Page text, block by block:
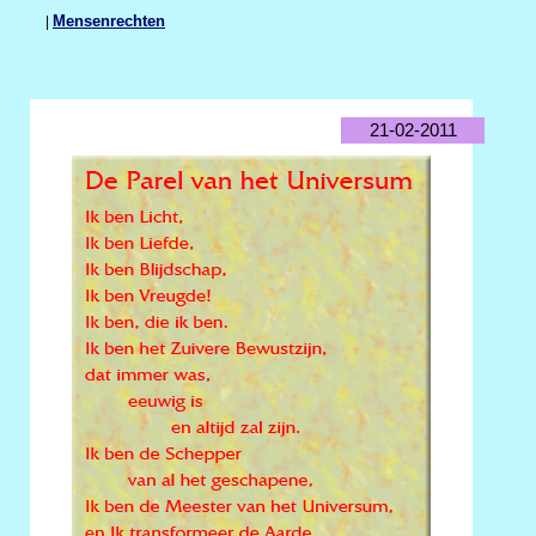
| Mensenrechten
21-02-2011